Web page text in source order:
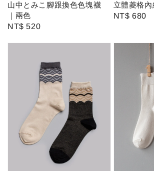
山中とみこ腳跟換色色塊襪
｜兩色
Regular
NT$ 520
立體菱格
Regular
NT$ 680